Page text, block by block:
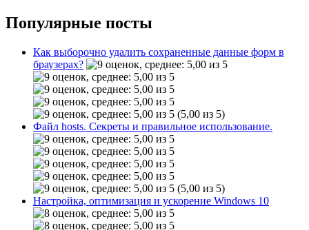
Популярные посты
Как выборочно удалить сохраненные данные форм в
браузерах?
(5,00 из 5)
Файл hosts. Секреты и правильное использование.
(5,00 из 5)
Настройка, оптимизация и ускорение Windows 10